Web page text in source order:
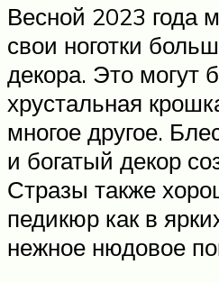
Весной 2023 года
свои ноготки
декора. Это могут
хрустальная
многое другое.
и богатый декор
Стразы также
педикюр как в
нежное нюдовое